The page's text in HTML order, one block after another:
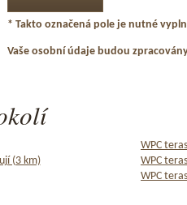
* Takto označená pole je nutné
Vaše osobní údaje budou
WPC
(3 km)
WPC
WPC